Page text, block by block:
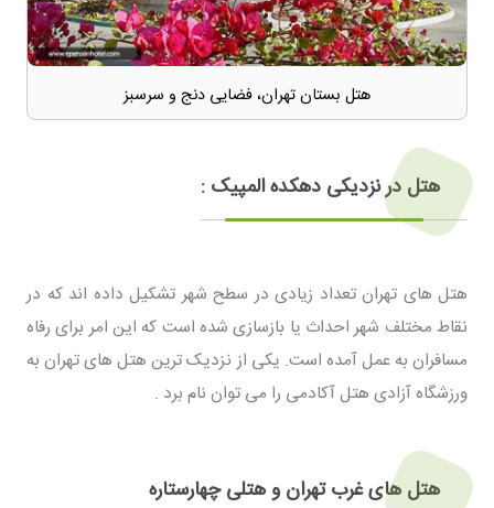
هتل بستان تهران، فضایی دنج و سرسبز
هتل در نزدیکی دهکده المپیک :
هتل های تهران تعداد زیادی در سطح شهر تشکیل داده اند که در
نقاط مختلف شهر احداث یا بازسازی شده است که این امر برای رفاه
مسافران به عمل آمده است. یکی از نزدیک ترین هتل های تهران به
ورزشگاه آزادی هتل آکادمی را می توان نام برد .
هتل های غرب تهران و هتلی چهارستاره